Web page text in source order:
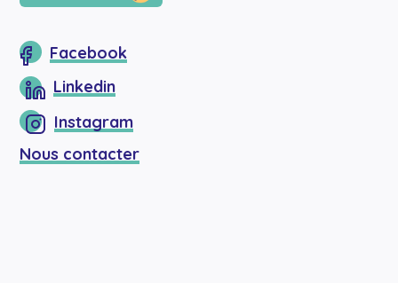
Facebook
Linkedin
Instagram
Nous contacter